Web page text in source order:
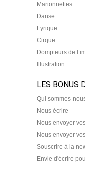
Marionnettes
Danse
Lyrique
Cirque
Dompteurs de
Illustration
LES BONUS
Qui sommes-
Nous écrire
Nous envoyer
Nous envoyer
Souscrire à la
Envie d'écrire